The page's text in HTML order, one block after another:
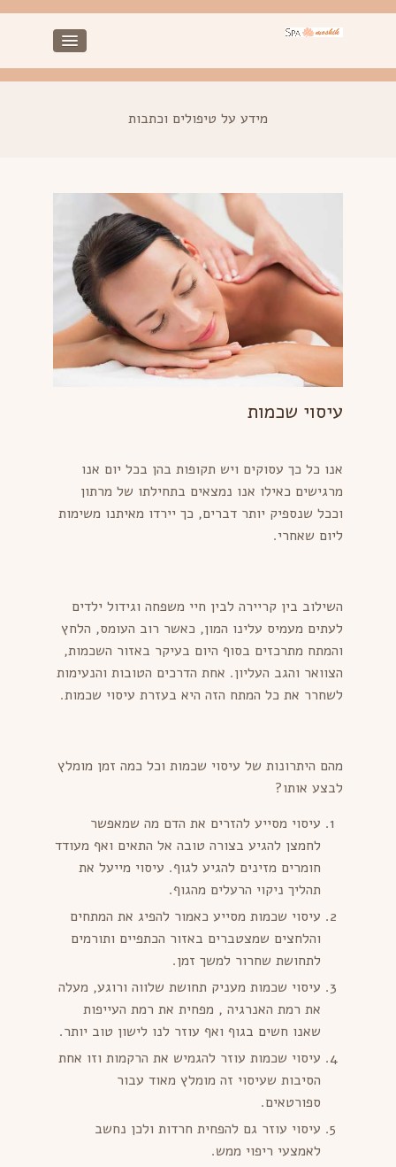
מידע על טיפולים וכתבות
עיסוי שכמות
אנו כל כך עסוקים ויש תקופות בהן בכל יום אנו
מרגישים כאילו אנו נמצאים בתחילתו של מרתון
וככל שנספיק יותר דברים, כך יירדו מאיתנו משימות
ליום שאחרי.
השילוב בין קריירה לבין חיי משפחה וגידול ילדים
לעתים מעמיס עלינו המון, כאשר רוב העומס, הלחץ
והמתח מתרכזים בסוף היום בעיקר באזור השכמות,
הצוואר והגב העליון. אחת הדרכים הטובות והנעימות
לשחרר את כל המתח הזה היא בעזרת עיסוי שכמות.
מהם היתרונות של עיסוי שכמות וכל כמה זמן מומלץ
לבצע אותו?
עיסוי מסייע להזרים את הדם מה שמאפשר
לחמצן להגיע בצורה טובה אל התאים ואף מעודד
חומרים מזינים להגיע לגוף. עיסוי מייעל את
תהליך ניקוי הרעלים מהגוף.
עיסוי שכמות מסייע כאמור להפיג את המתחים
והלחצים שמצטברים באזור הכתפיים ותורמים
לתחושת שחרור למשך זמן.
עיסוי שכמות מעניק תחושת שלווה ורוגע, מעלה
את רמת האנרגיה , מפחית את רמת העייפות
שאנו חשים בגוף ואף עוזר לנו לישון טוב יותר.
עיסוי שכמות עוזר להגמיש את הרקמות וזו אחת
הסיבות שעיסוי זה מומלץ מאוד עבור
ספורטאים.
עיסוי עוזר גם להפחית חרדות ולכן נחשב
לאמצעי ריפוי ממש.